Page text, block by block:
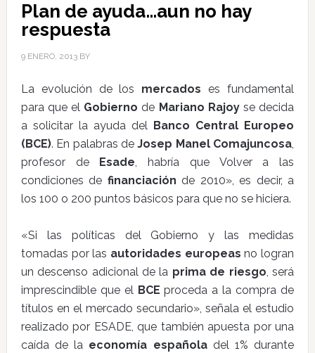
Plan de ayuda…aun no hay
respuesta
9 ENERO, 2013BY
La evolución de los mercados es fundamental
para que el Gobierno de Mariano Rajoyse decida
a solicitar la ayuda del Banco Central Europeo
(BCE). En palabras deJosep Manel Comajuncosa,
profesor de Esade, habría que Volver a las
condiciones de financiación de 2010», es decir, a
los 100 o 200 puntos básicos para que no se hiciera.
«Si las políticas del Gobierno y las medidas
tomadas por las autoridades europeas no logran
un descenso adicional de la prima de riesgo, será
imprescindible que el BCE proceda a la compra de
títulos en el mercado secundario», señala el estudio
realizado por ESADE, que también apuesta por una
caída de la economía españoladel 1% durante